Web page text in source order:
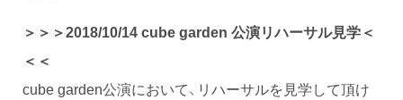
＞＞＞2018/10/14 cube garden 公演リハーサル見学＜
＜＜
cube garden公演において、リハーサルを見学して頂け